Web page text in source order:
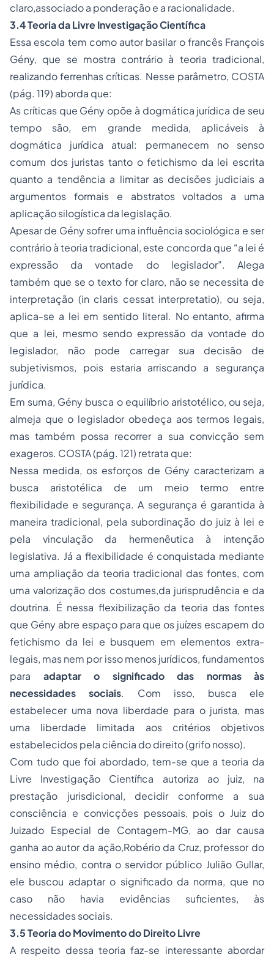
claro,associado a ponderação e a racionalidade.
3.4 Teoria da Livre Investigação Científica
Essa escola tem como autor basilar o francês François
Gény, que se mostra contrário à teoria tradicional,
realizando ferrenhas críticas. Nesse parâmetro, COSTA
(pág. 119) aborda que:
As críticas que Gény opõe à dogmática jurídica de seu
tempo são, em grande medida, aplicáveis à
dogmática jurídica atual: permanecem no senso
comum dos juristas tanto o fetichismo da lei escrita
quanto a tendência a limitar as decisões judiciais a
argumentos formais e abstratos voltados a uma
aplicação silogística da legislação.
Apesar de Gény sofrer uma influência sociológica e ser
contrário à teoria tradicional, este concorda que “a lei é
expressão da vontade do legislador”. Alega
também que se o texto for claro, não se necessita de
interpretação (in claris cessat interpretatio), ou seja,
aplica-se a lei em sentido literal. No entanto, afirma
que a lei, mesmo sendo expressão da vontade do
legislador, não pode carregar sua decisão de
subjetivismos, pois estaria arriscando a segurança
jurídica.
Em suma, Gény busca o equilíbrio aristotélico, ou seja,
almeja que o legislador obedeça aos termos legais,
mas também possa recorrer a sua convicção sem
exageros. COSTA (pág. 121) retrata que:
Nessa medida, os esforços de Gény caracterizam a
busca aristotélica de um meio termo entre
flexibilidade e segurança. A segurança é garantida à
maneira tradicional, pela subordinação do juiz à lei e
pela vinculação da hermenêutica à intenção
legislativa. Já a flexibilidade é conquistada mediante
uma ampliação da teoria tradicional das fontes, com
uma valorização dos costumes,da jurisprudência e da
doutrina. É nessa flexibilização da teoria das fontes
que Gény abre espaço para que os juízes escapem do
fetichismo da lei e busquem em elementos extra-
legais, mas nem por isso menos jurídicos, fundamentos
para adaptar o significado das normas às
necessidades sociais. Com isso, busca ele
estabelecer uma nova liberdade para o jurista, mas
uma liberdade limitada aos critérios objetivos
estabelecidos pela ciência do direito (grifo nosso).
Com tudo que foi abordado, tem-se que a teoria da
Livre Investigação Científica autoriza ao juiz, na
prestação jurisdicional, decidir conforme a sua
consciência e convicções pessoais, pois o Juiz do
Juizado Especial de Contagem-MG, ao dar causa
ganha ao autor da ação,Robério da Cruz, professor do
ensino médio, contra o servidor público Julião Gullar,
ele buscou adaptar o significado da norma, que no
caso não havia evidências suficientes, às
necessidades sociais.
3.5 Teoria do Movimento do Direito Livre
A respeito dessa teoria faz-se interessante abordar